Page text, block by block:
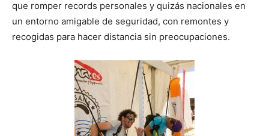
que romper records personales y quizás nacionales en
un entorno amigable de seguridad, con remontes y
recogidas para hacer distancia sin preocupaciones.